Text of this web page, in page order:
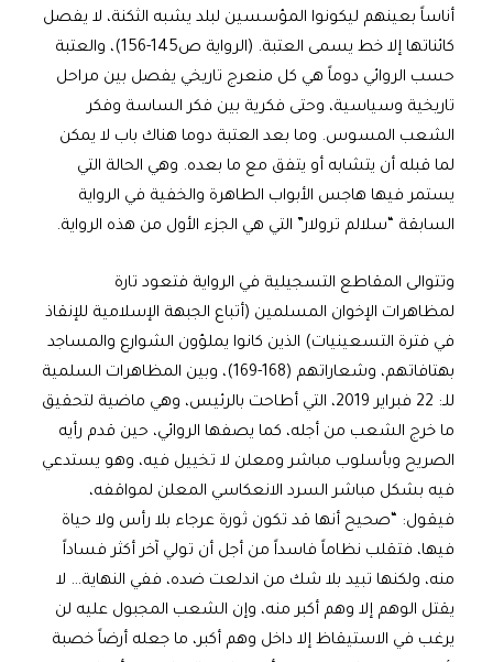
أناساً بعينهم ليكونوا المؤسسين لبلد يشبه الثكنة، لا يفصل
كائناتها إلا خط يسمى العتبة. (الرواية ص145-156)، والعتبة
حسب الروائي دوماً هي كل منعرج تاريخي يفصل بين مراحل
تاريخية وسياسية، وحتى فكرية بين فكر الساسة وفكر
الشعب المسوس. وما بعد العتبة دوما هناك باب لا يمكن
لما قبله أن يتشابه أو يتفق مع ما بعده. وهي الحالة التي
يستمر فيها هاجس الأبواب الطاهرة والخفية في الرواية
السابقة “سلالم ترولار” التي هي الجزء الأول من هذه الرواية.
وتتوالى المقاطع التسجيلية في الرواية فتعود تارة
لمظاهرات الإخوان المسلمين (أتباع الجبهة الإسلامية للإنقاذ
في فترة التسعينيات) الذين كانوا يملؤون الشوارع والمساجد
بهتافاتهم، وشعاراتهم (168-169)، وبين المظاهرات السلمية
للـ: 22 فبراير 2019، التي أطاحت بالرئيس، وهي ماضية لتحقيق
ما خرج الشعب من أجله، كما يصفها الروائي، حين قدم رأيه
الصريح وبأسلوب مباشر ومعلن لا تخييل فيه، وهو يستدعي
فيه بشكل مباشر السرد الانعكاسي المعلن لمواقفه،
فيقول: “صحيح أنها قد تكون ثورة عرجاء بلا رأس ولا حياة
فيها، فتقلب نظاماً فاسداً من أجل أن تولي آخر أكثر فساداً
منه، ولكنها تبيد بلا شك من اندلعت ضده، ففي النهاية… لا
يقتل الوهم إلا وهم أكبر منه، وإن الشعب المجبول عليه لن
يرغب في الاستيقاظ إلا داخل وهم أكبر، ما جعله أرضاً خصبة